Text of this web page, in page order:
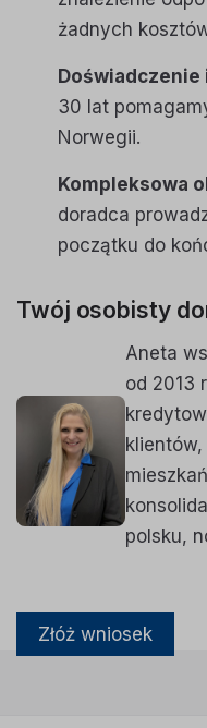
żadnych
30 lat
Norwegii.
Kompleksowa
doradca
początku do
Twój osobisty
Aneta
od 2013
polsku,
Złóż wniosek